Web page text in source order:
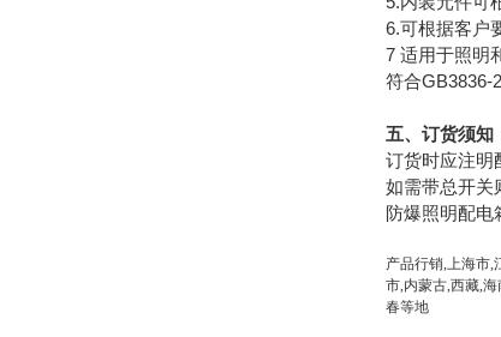
6.可根据客户
7 适用于照明
符合GB3836-
五、订货须知
订货时应注明
如需带总开关
防爆照明配电
产品行销,上海市,
市,内蒙古,西藏,
春等地